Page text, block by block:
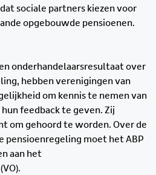
sociale partners kiezen voor
opgebouwde pensioenen.
onderhandelaarsresultaat over
hebben verenigingen van
om kennis te nemen van
feedback te geven. Zij
om gehoord te worden. Over de
pensioenregeling moet het ABP
aan het